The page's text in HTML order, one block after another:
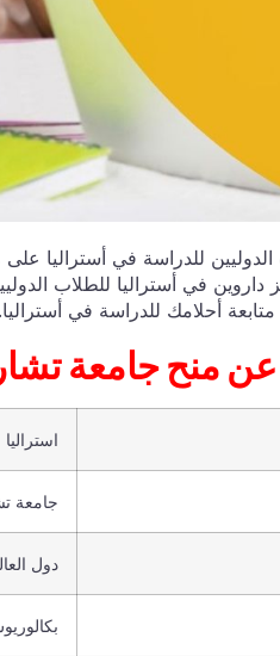
للدراسة في أستراليا
أحلامك للدراسة في أستراليا.
عن منح
استراليا
جامعة
دول